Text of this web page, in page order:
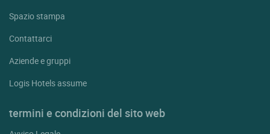
Spazio stampa
Contattarci
Aziende e gruppi
Logis Hotels assume
termini e condizioni del sito web